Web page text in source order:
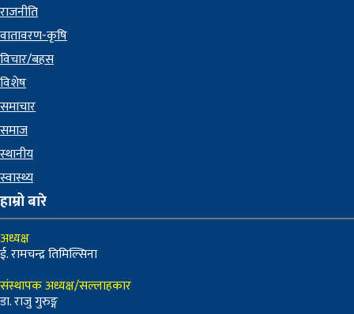
राजनीति
वातावरण-कृषि
विचार/बहस
विशेष
समाचार
समाज
स्थानीय
स्वास्थ्य
हाम्रो बारे
अध्यक्ष
ई. रामचन्द्र तिमिल्सिना
संस्थापक अध्यक्ष/सल्लाहकार
डा. राजु गुरुङ्ग